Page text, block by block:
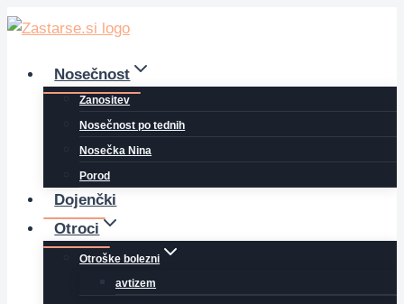
Skip
contentNosečnost
Zanositev
Nosečnost po tednih
Nosečka Nina
Porod
Dojenčki
Otroci
Otroške bolezni
avtizem